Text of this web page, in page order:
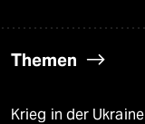
Themen
Krieg in der Ukraine